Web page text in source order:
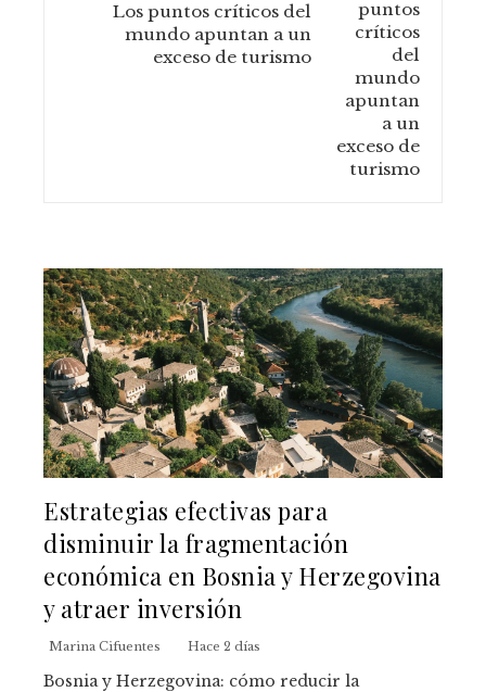
Los puntos críticos del
mundo apuntan a un
exceso de turismo
Estrategias efectivas para
disminuir la fragmentación
económica en Bosnia y Herzegovina
y atraer inversión
Marina Cifuentes Hace 2 días
Bosnia y Herzegovina: cómo reducir la